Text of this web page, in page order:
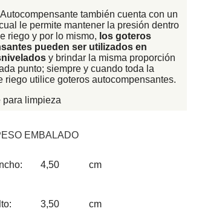
también cuenta con un
le permite mantener la presión dentro
riego y por lo mismo, los goteros
pueden ser utilizados en
y brindar la misma proporción
punto; siempre y cuando toda la
riego utilice goteros autocompensantes.
para limpieza
EMBALADO
4,50 cm
3,50 cm